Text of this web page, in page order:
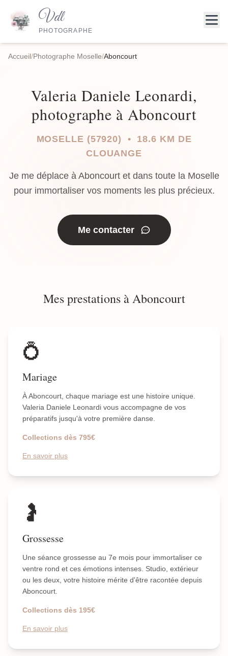
Vdl
PHOTOGRAPHE
Accueil/Photographe Moselle/Aboncourt
Valeria Daniele Leonardi,
photographe à Aboncourt
MOSELLE (57920) • 18.6 KM DE
CLOUANGE
Je me déplace à Aboncourt et dans toute la Moselle
pour immortaliser vos moments les plus précieux.
Me contacter
Mes prestations à Aboncourt
💍
Mariage
À Aboncourt, chaque mariage est une histoire unique.
Valeria Daniele Leonardi vous accompagne de vos
préparatifs jusqu'à votre première danse.
Collections dès 795€
En savoir plus
🤰
Grossesse
Une séance grossesse au 7e mois pour immortaliser ce
ventre rond et ces émotions intenses. Studio, extérieur
ou les deux, votre histoire mérite d'être racontée depuis
Aboncourt.
Collections dès 195€
En savoir plus